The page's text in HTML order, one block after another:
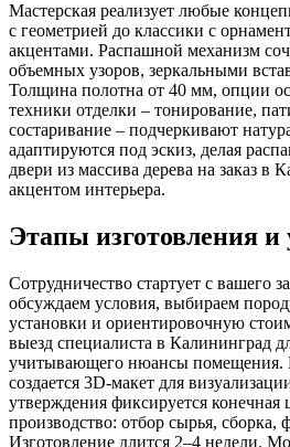
Мастерская реализует любые
с геометрией до классики с
акцентами. Распашной механизм
объемных узоров, зеркальными
Толщина полотна от 40 мм, опции
техники отделки – тонирование,
состаривание – подчеркивают
адаптируются под эскиз, делая
двери из массива дерева на заказ в
акцентом интерьера.
Этапы изготовления и
Сотрудничество стартует с вашего
обсуждаем условия, выбираем
установки и ориентировочную
выезд специалиста в Калининград
учитывающего нюансы помещения.
создается 3D-макет для
утверждения фиксируется
производство: отбор сырья, сборка,
Изготовление длится 2–4 недели.